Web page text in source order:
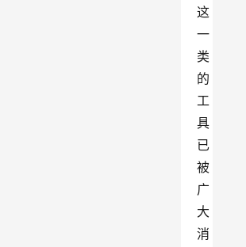
这
一
类
的
工
具
已
被
广
大
消